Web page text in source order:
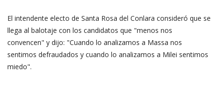
El intendente electo de Santa Rosa del Conlara consideró que se
llega al balotaje con los candidatos que "menos nos
convencen" y dijo: "Cuando lo analizamos a Massa nos
sentimos defraudados y cuando lo analizamos a Milei sentimos
miedo".